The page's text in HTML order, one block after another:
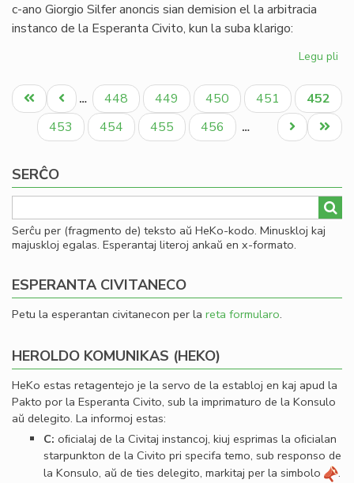
c-ano Giorgio Silfer anoncis sian demision el la arbitracia
instanco de la Esperanta Civito, kun la suba klarigo:
Legu pli
la
Pagination
Unua
paĝo
Antaŭa
paĝo
… Paĝo
448 Paĝo
449 Paĝo
450 Paĝo
451
Aktuala
paĝo
452
Paĝo
453 Paĝo
454 Paĝo
455 Paĝo
456 …
Last
page
Next
page
SERĈO
Serĉu per (fragmento de) teksto aŭ HeKo-kodo. Minuskloj kaj
majuskloj egalas. Esperantaj literoj ankaŭ en x-formato.
ESPERANTA CIVITANECO
Petu la esperantan civitanecon per la reta formularo.
HEROLDO KOMUNIKAS (HEKO)
HeKo estas retagentejo je la servo de la establoj en kaj apud la
Pakto por la Esperanta Civito, sub la imprimaturo de la Konsulo
aŭ delegito. La informoj estas:
C: oﬁcialaj de la Civitaj instancoj, kiuj esprimas la oﬁcialan
starpunkton de la Civito pri specifa temo, sub responso de
la Konsulo, aŭ de ties delegito, markitaj per la simbolo
.